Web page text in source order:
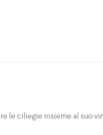
le ciliegie insieme al suo